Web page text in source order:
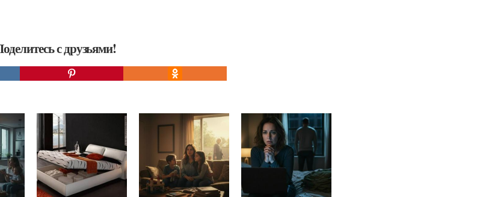
с друзьями!